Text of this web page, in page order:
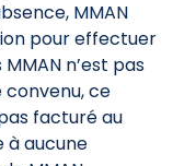
MMAN
pour effectuer
n’est pas
convenu, ce
facturé au
à aucune